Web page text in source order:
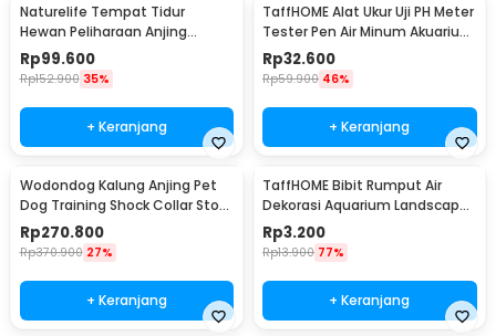
Naturelife Tempat Tidur
Hewan Peliharaan Anjing
Kucing Pet Dog Bed Size XL -
NR884
Rp99.600
Rp152.900 35%
+ Keranjang
TaffHOME Alat Ukur Uji PH Meter
Tester Pen Air Minum Akuarium
- PH-009
Rp32.600
Rp59.900 46%
+ Keranjang
Wodondog Kalung Anjing Pet
Dog Training Shock Collar Stop
Barking 800M - JXG0031
Rp270.800
Rp370.900 27%
+ Keranjang
TaffHOME Bibit Rumput Air
Dekorasi Aquarium Landscape
Ornament 10g Big Leaf - H0027
Rp3.200
Rp13.900 77%
+ Keranjang